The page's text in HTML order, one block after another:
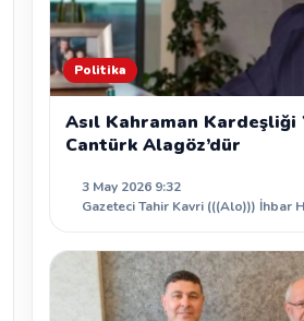
Politika
Asıl Kahraman Kardeşliği
Cantürk Alagöz’dür
3 May 2026 9:32
Gazeteci Tahir Kavri (((Alo))) İhbar